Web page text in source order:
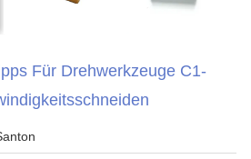
Für Drehwerkzeuge C1-